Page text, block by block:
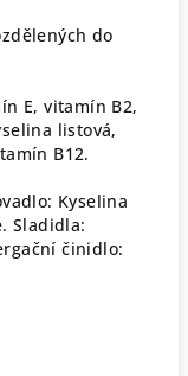
do
E, vitamín B2,
listová,
B12.
Kyselina
Sladidla:
činidlo: